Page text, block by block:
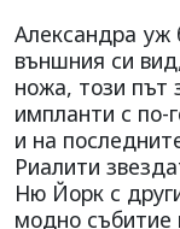
Александра уж
външния си
ножа, този път
импланти с по-
и на
Риалити
Ню Йорк с
модно събитие